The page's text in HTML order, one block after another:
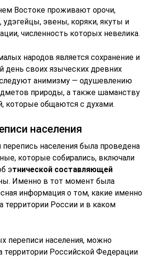
Востоке проживают орочи,
удэгейцы, эвены, коряки, якуты и
численность которых невелика.
народов является сохранение и
день своих языческих древних
анимизму — одушевлению
природы, а также шаманству
которые общаются с духами.
населения
перепись населения была проведена
которые собирались, включали
этнической составляющей
Именно в тот момент была
информация о том, какие именно
территории России и в каком
переписи населения, можно
территории Российской Федерации